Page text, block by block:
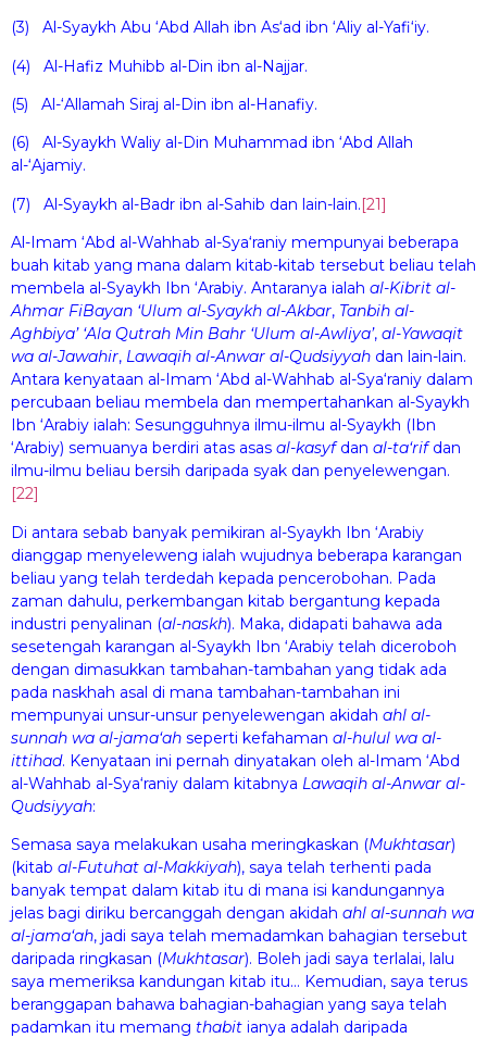
(3) Al-Syaykh Abu ‘Abd Allah ibn As‘ad ibn ‘Aliy al-Yafi‘iy.
(4) Al-Hafiz Muhibb al-Din ibn al-Najjar.
(5) Al-‘Allamah Siraj al-Din ibn al-Hanafiy.
(6) Al-Syaykh Waliy al-Din Muhammad ibn ‘Abd Allah
al-‘Ajamiy.
(7) Al-Syaykh al-Badr ibn al-Sahib dan lain-lain.[21]
Al-Imam ‘Abd al-Wahhab al-Sya‘raniy mempunyai beberapa
buah kitab yang mana dalam kitab-kitab tersebut beliau telah
membela al-Syaykh Ibn ‘Arabiy. Antaranya ialah al-Kibrit al-
Ahmar FiBayan ‘Ulum al-Syaykh al-Akbar, Tanbih al-
Aghbiya’ ‘Ala Qutrah Min Bahr ‘Ulum al-Awliya’, al-Yawaqit
wa al-Jawahir, Lawaqih al-Anwar al-Qudsiyyah dan lain-lain.
Antara kenyataan al-Imam ‘Abd al-Wahhab al-Sya‘raniy dalam
percubaan beliau membela dan mempertahankan al-Syaykh
Ibn ‘Arabiy ialah: Sesungguhnya ilmu-ilmu al-Syaykh (Ibn
‘Arabiy) semuanya berdiri atas asas al-kasyfdan al-ta‘rifdan
ilmu-ilmu beliau bersih daripada syak dan penyelewengan.
[22]
Di antara sebab banyak pemikiran al-Syaykh Ibn ‘Arabiy
dianggap menyeleweng ialah wujudnya beberapa karangan
beliau yang telah terdedah kepada pencerobohan. Pada
zaman dahulu, perkembangan kitab bergantung kepada
industri penyalinan (al-naskh). Maka, didapati bahawa ada
sesetengah karangan al-Syaykh Ibn ‘Arabiy telah diceroboh
dengan dimasukkan tambahan-tambahan yang tidak ada
pada naskhah asal di mana tambahan-tambahan ini
mempunyai unsur-unsur penyelewengan akidah ahl al-
sunnah wa al-jama‘ah seperti kefahaman al-hulul wa al-
ittihad. Kenyataan ini pernah dinyatakan oleh al-Imam ‘Abd
al-Wahhab al-Sya‘raniy dalam kitabnya Lawaqih al-Anwar al-
Qudsiyyah:
Semasa saya melakukan usaha meringkaskan (Mukhtasar)
(kitab al-Futuhat al-Makkiyah), saya telah terhenti pada
banyak tempat dalam kitab itu di mana isi kandungannya
jelas bagi diriku bercanggah dengan akidah ahl al-sunnah wa
al-jama‘ah, jadi saya telah memadamkan bahagian tersebut
daripada ringkasan (Mukhtasar). Boleh jadi saya terlalai, lalu
saya memeriksa kandungan kitab itu… Kemudian, saya terus
beranggapan bahawa bahagian-bahagian yang saya telah
padamkan itu memang thabit ianya adalah daripada